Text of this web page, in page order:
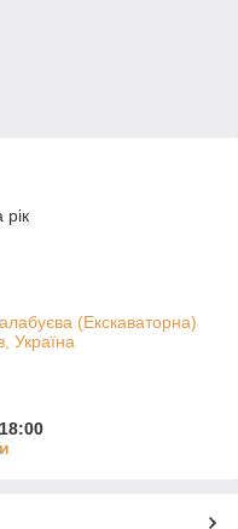
рік
(Екскаваторна)
Україна